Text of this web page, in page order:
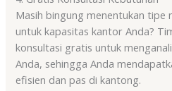
Masih bingung menentukan tipe
untuk kapasitas kantor Anda?
konsultasi gratis untuk
Anda, sehingga Anda
efisien dan pas di kantong.